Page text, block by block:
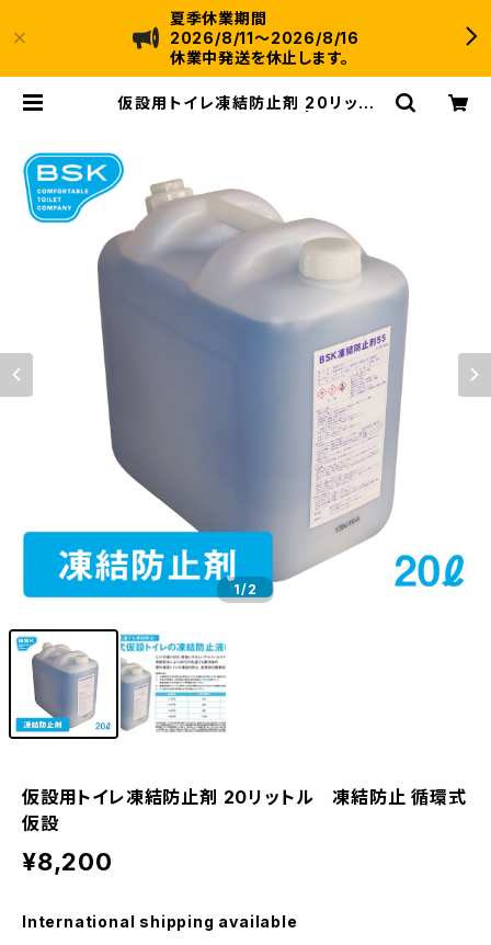
夏季休業期間
2026/8/11～2026/8/16
休業中発送を休止します。
仮設用トイレ凍結防止剤 20リット
1/2
仮設用トイレ凍結防止剤 20リットル 凍結防止 循環式
仮設
¥8,200
International shipping available